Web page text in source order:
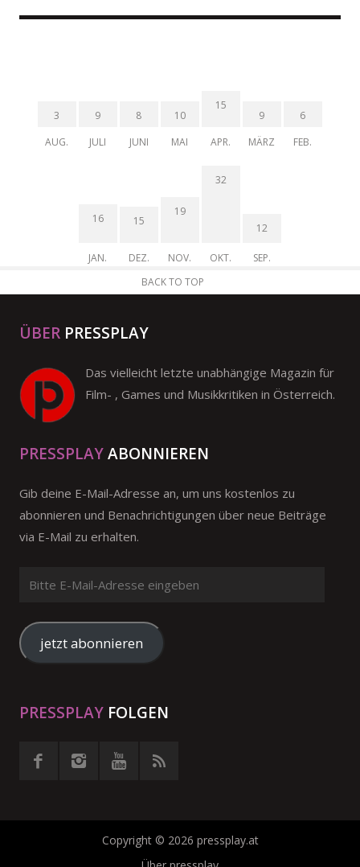
3
AUG.
9
JULI
8
JUNI
10
MAI
15
APR.
9
MÄRZ
6
FEB.
16
JAN.
15
DEZ.
19
NOV.
32
OKT.
12
SEP.
BACK TO TOP
ÜBER PRESSPLAY
Das vielleicht letzte unabhängige Magazin für
Film- , Games und Musikkritiken in Österreich.
PRESSPLAYABONNIEREN
Gib deine E-Mail-Adresse an, um uns kostenlos zu
abonnieren und Benachrichtigungen über neue Beiträge
via E-Mail zu erhalten.
Mail-
Adresse
eingeben
jetzt abonnieren
PRESSPLAY FOLGEN
Copyright © 2026 pressplay.at